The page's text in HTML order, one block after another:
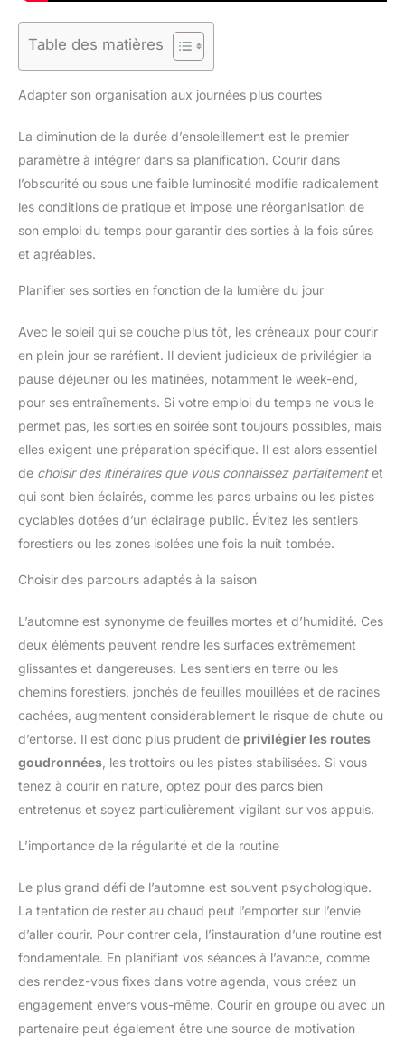
Table des matières
Adapter son organisation aux journées plus courtes
La diminution de la durée d’ensoleillement est le premier
paramètre à intégrer dans sa planification. Courir dans
l’obscurité ou sous une faible luminosité modifie radicalement
les conditions de pratique et impose une réorganisation de
son emploi du temps pour garantir des sorties à la fois sûres
et agréables.
Planifier ses sorties en fonction de la lumière du jour
Avec le soleil qui se couche plus tôt, les créneaux pour courir
en plein jour se raréfient. Il devient judicieux de privilégier la
pause déjeuner ou les matinées, notamment le week-end,
pour ses entraînements. Si votre emploi du temps ne vous le
permet pas, les sorties en soirée sont toujours possibles, mais
elles exigent une préparation spécifique. Il est alors essentiel
de choisir des itinéraires que vous connaissez parfaitementet
qui sont bien éclairés, comme les parcs urbains ou les pistes
cyclables dotées d’un éclairage public. Évitez les sentiers
forestiers ou les zones isolées une fois la nuit tombée.
Choisir des parcours adaptés à la saison
L’automne est synonyme de feuilles mortes et d’humidité. Ces
deux éléments peuvent rendre les surfaces extrêmement
glissantes et dangereuses. Les sentiers en terre ou les
chemins forestiers, jonchés de feuilles mouillées et de racines
cachées, augmentent considérablement le risque de chute ou
d’entorse. Il est donc plus prudent de privilégier les routes
goudronnées , les trottoirs ou les pistes stabilisées. Si vous
tenez à courir en nature, optez pour des parcs bien
entretenus et soyez particulièrement vigilant sur vos appuis.
L’importance de la régularité et de la routine
Le plus grand défi de l’automne est souvent psychologique.
La tentation de rester au chaud peut l’emporter sur l’envie
d’aller courir. Pour contrer cela, l’instauration d’une routine est
fondamentale. En planifiant vos séances à l’avance, comme
des rendez-vous fixes dans votre agenda, vous créez un
engagement envers vous-même. Courir en groupe ou avec un
partenaire peut également être une source de motivation